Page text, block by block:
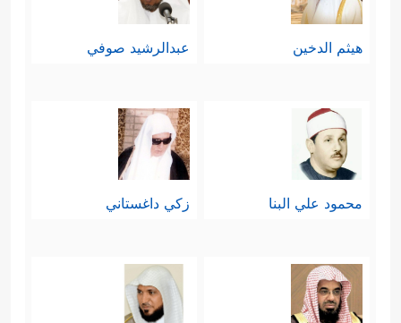
هيثم الدخين عبدالرشيد صوفي
محمود علي البنا زكي داغستاني